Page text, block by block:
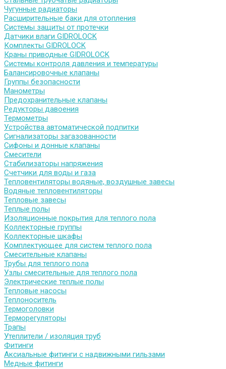
Чугунные радиаторы
Расширительные баки для отопления
Системы защиты от протечки
Датчики влаги GIDROLOCK
Комплекты GIDROLOCK
Краны приводные GIDROLOCK
Системы контроля давления и температуры
Балансировочные клапаны
Группы безопасности
Манометры
Предохранительные клапаны
Редукторы давоения
Термометры
Устройства автоматической подпитки
Сигнализаторы загазованности
Сифоны и донные клапаны
Смесители
Стабилизаторы напряжения
Счетчики для воды и газа
Тепловентиляторы водяные, воздушные завесы
Водяные тепловентиляторы
Тепловые завесы
Теплые полы
Изоляционные покрытия для теплого пола
Коллекторные группы
Коллекторные шкафы
Комплектующее для систем теплого пола
Смесительные клапаны
Трубы для теплого пола
Узлы смесительные для теплого пола
Электрические теплые полы
Тепловые насосы
Теплоноситель
Термоголовки
Терморегуляторы
Трапы
Утеплители / изоляция труб
Фитинги
Аксиальные фитинги с надвижными гильзами
Медные фитинги